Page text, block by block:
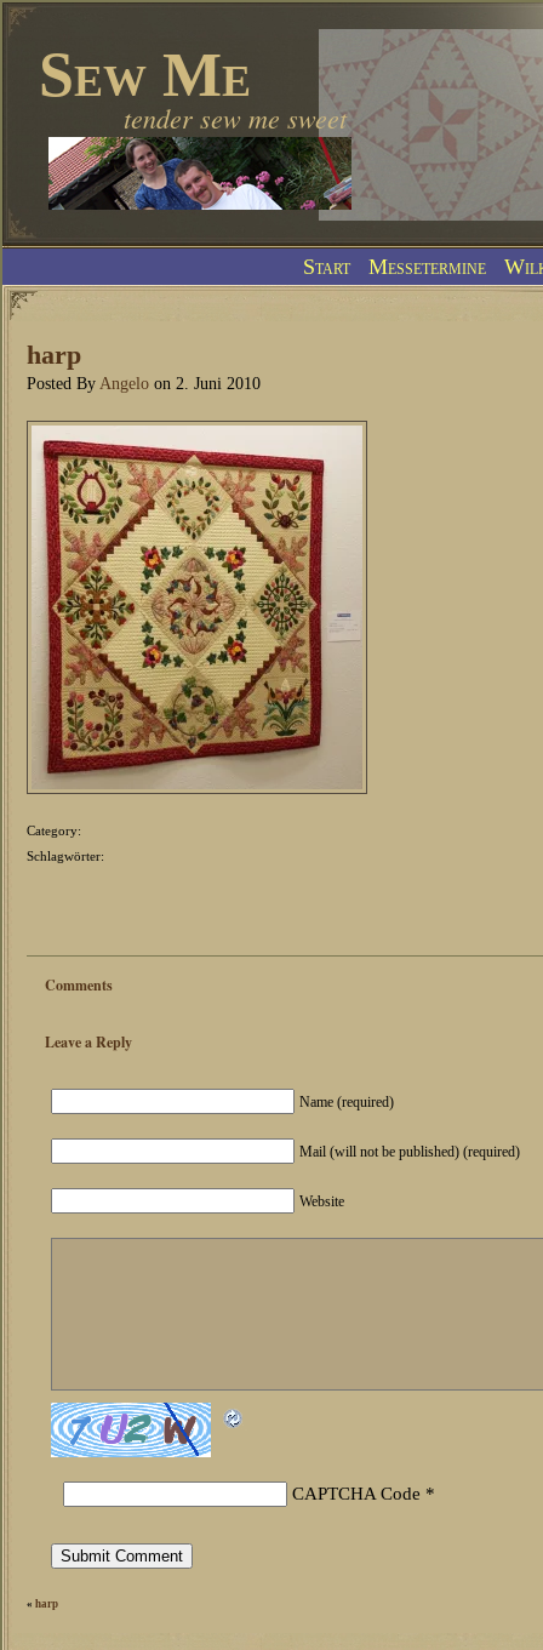
Sew Me
tender sew me sweet
Start Messetermine
harp
Posted By Angelo on 2. Juni 2010
Category:
Schlagwörter:
Comments
Leave a Reply
Name (required)
Mail (will not be published) (required)
Website
CAPTCHA Code *
« harp